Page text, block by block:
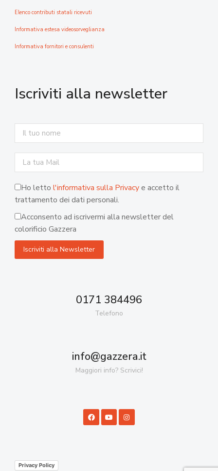
Elenco contributi statali ricevuti
Informativa estesa videosorveglianza
Informativa fornitori e consulenti
Iscriviti alla newsletter
Ho letto l'informativa sulla Privacye accetto il
trattamento dei dati personali.
Acconsento ad iscrivermi alla newsletter del
colorificio Gazzera
0171 384496
Telefono
info@gazzera.it
Maggiori info? Scrivici!
Privacy Policy